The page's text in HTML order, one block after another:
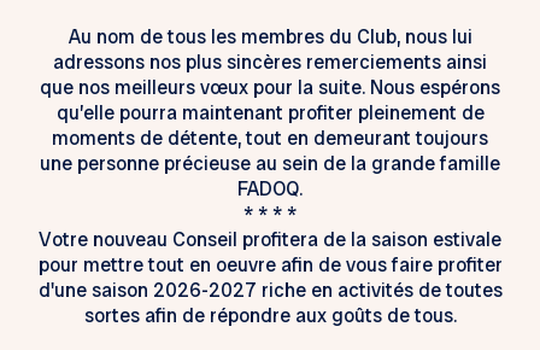
Au nom de tous les membres du Club, nous lui
adressons nos plus sincères remerciements ainsi
que nos meilleurs vœux pour la suite. Nous espérons
qu’elle pourra maintenant profiter pleinement de
moments de détente, tout en demeurant toujours
une personne précieuse au sein de la grande famille
FADOQ.
* * * *
Votre nouveau Conseil profitera de la saison estivale
pour mettre tout en oeuvre afin de vous faire profiter
d'une saison 2026-2027 riche en activités de toutes
sortes afin de répondre aux goûts de tous.